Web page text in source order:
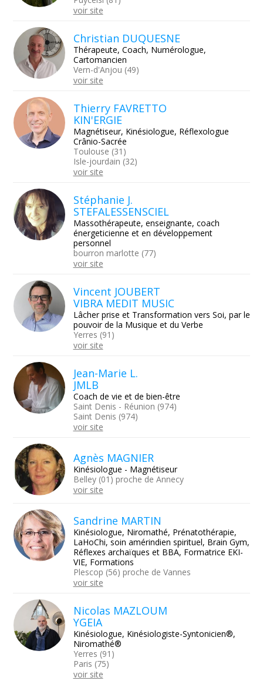
voir site
Christian DUQUESNE
Thérapeute, Coach, Numérologue,
Cartomancien
Vern-d'Anjou (49)
voir site
Thierry FAVRETTO
KIN'ERGIE
Magnétiseur, Kinésiologue, Réflexologue
Crânio-Sacrée
Toulouse (31)
Isle-jourdain (32)
voir site
Stéphanie J.
STEFALESSENSCIEL
Massothérapeute, enseignante, coach
énergeticienne et en développement
personnel
bourron marlotte (77)
voir site
Vincent JOUBERT
VIBRA MEDIT MUSIC
Lâcher prise et Transformation vers Soi, par le
pouvoir de la Musique et du Verbe
Yerres (91)
voir site
Jean-Marie L.
JMLB
Coach de vie et de bien-être
Saint Denis - Réunion (974)
Saint Denis (974)
voir site
Agnès MAGNIER
Kinésiologue - Magnétiseur
Belley (01) proche de Annecy
voir site
Sandrine MARTIN
Kinésiologue, Niromathé, Prénatothérapie,
LaHoChi, soin amérindien spirituel, Brain Gym,
Réflexes archaïques et BBA, Formatrice EKI-
VIE, Formations
Plescop (56) proche de Vannes
voir site
Nicolas MAZLOUM
YGEIA
Kinésiologue, Kinésiologiste-Syntonicien®,
Niromathé®
Yerres (91)
Paris (75)
voir site